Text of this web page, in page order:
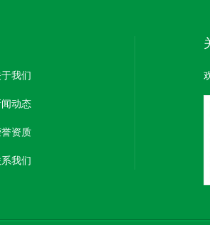
我们
闻动态
资质
我们